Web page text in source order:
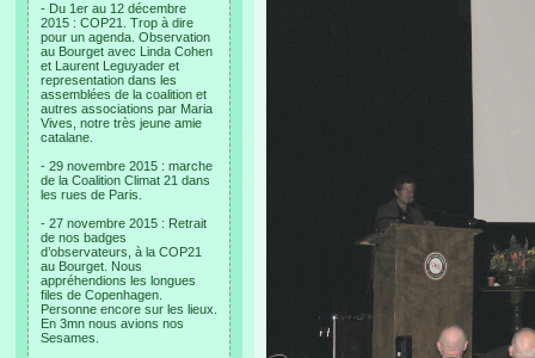
- Du 1er au 12 décembre
2015 : COP21. Trop à dire
pour un agenda. Observation
au Bourget avec Linda Cohen
et Laurent Leguyader et
representation dans les
assemblées de la coalition et
autres associations par Maria
Vives, notre très jeune amie
catalane.
- 29 novembre 2015 : marche
de la Coalition Climat 21 dans
les rues de Paris.
- 27 novembre 2015 : Retrait
de nos badges
d’observateurs, à la COP21
au Bourget. Nous
appréhendions les longues
files de Copenhagen.
Personne encore sur les lieux.
En 3mn nous avions nos
Sesames.